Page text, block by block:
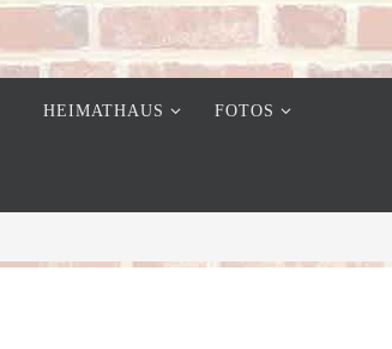
HEIMATHAUS FOTOS